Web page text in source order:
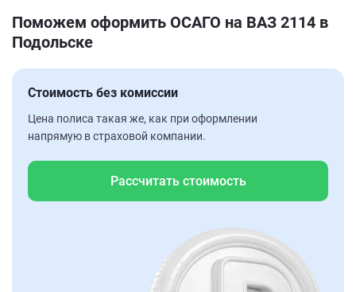
Поможем оформить ОСАГО на ВАЗ 2114 в
Подольске
Стоимость без комиссии
Цена полиса такая же, как при оформлении
напрямую в страховой компании.
Рассчитать стоимость